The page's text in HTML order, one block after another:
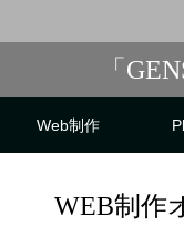
WEB制作事例 ワ
様
2025.10.25
「
Web制作
WEB制作